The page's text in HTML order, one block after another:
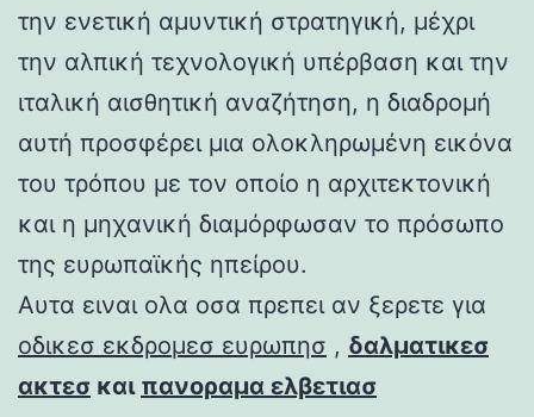
την ενετική αμυντική στρατηγική, μέχρι
την αλπική τεχνολογική υπέρβαση και την
ιταλική αισθητική αναζήτηση, η διαδρομή
αυτή προσφέρει μια ολοκληρωμένη εικόνα
του τρόπου με τον οποίο η αρχιτεκτονική
και η μηχανική διαμόρφωσαν το πρόσωπο
της ευρωπαϊκής ηπείρου.
Αυτα ειναι ολα οσα πρεπει αν ξερετε για
οδικεσ εκδρομεσ ευρωπησ , δαλματικεσ
ακτεσ και πανοραμα ελβετιασ